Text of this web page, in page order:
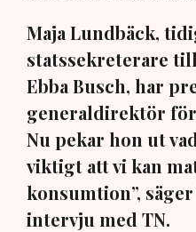
Maja Lundbäck,
statssekreterare
Ebba Busch, har
generaldirektör
Nu pekar hon ut
viktigt att vi kan
konsumtion”,
intervju med TN.